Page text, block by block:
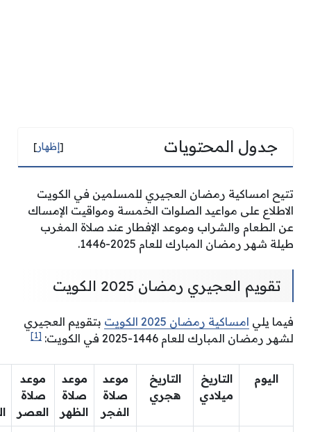
جدول المحتويات [إظهار]
تتيح امساكية رمضان العجيري للمسلمين في الكويت
الاطلاع على مواعيد الصلوات الخمسة ومواقيت الإمساك
عن الطعام والشراب وموعد الإفطار عند صلاة المغرب
طيلة شهر رمضان المبارك للعام 2025-1446.
تقويم العجيري رمضان 2025 الكويت
فيما يلي امساكية رمضان 2025 الكويت
بتقويم العجيري
لشهر رمضان المبارك للعام 1446-2025 في الكويت:
[1]
اليوم
التاريخ
ميلادي
التاريخ
هجري
موعد
صلاة
الفجر
موعد
صلاة
الظهر
موعد
صلاة
العصر